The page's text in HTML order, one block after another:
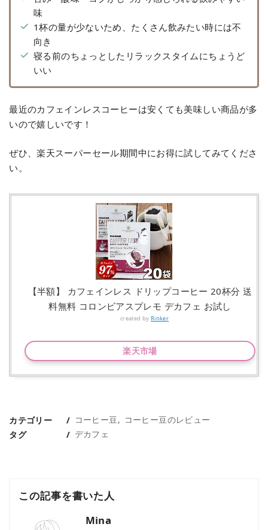
味
1杯の量が少ないため、たくさん飲みたい時には不
向き
寝る前のちょっとしたリラックスタイムにちょうど
いい
最近のカフェインレスコーヒーは安くても美味しい商品が多
いので嬉しいです！
ぜひ、楽天スーパーセール期間中にお得に試してみてくださ
い。
【半額】 カフェインレス ドリップコーヒー 20杯分 送
料無料 コロンビアスプレモ デカフェ お試し
created by Rinker
楽天市場
カテゴリー コーヒー豆
コーヒー豆のレビュー
タグ
デカフェ
この記事を書いた人
Mina